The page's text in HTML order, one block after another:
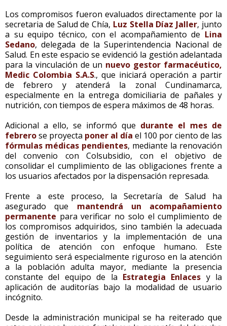
Los compromisos fueron evaluados directamente por la
secretaria de Salud de Chía, Luz Stella Díaz Jaller, junto
a su equipo técnico, con el acompañamiento de Lina
Sedano, delegada de la Superintendencia Nacional de
Salud. En este espacio se evidenció la gestión adelantada
para la vinculación de un nuevo gestor farmacéutico,
Medic Colombia S.A.S., que iniciará operación a partir
de febrero y atenderá la zonal Cundinamarca,
especialmente en la entrega domiciliaria de pañales y
nutrición, con tiempos de espera máximos de 48 horas.
Adicional a ello, se informó que durante el mes de
febrerose proyecta poner al día el 100 por ciento de las
fórmulas médicas pendientes, mediante la renovación
del convenio con Colsubsidio, con el objetivo de
consolidar el cumplimiento de las obligaciones frente a
los usuarios afectados por la dispensación represada.
Frente a este proceso, la Secretaría de Salud ha
asegurado que mantendrá un acompañamiento
permanente para verificar no solo el cumplimiento de
los compromisos adquiridos, sino también la adecuada
gestión de inventarios y la implementación de una
política de atención con enfoque humano. Este
seguimiento será especialmente riguroso en la atención
a la población adulta mayor, mediante la presencia
constante del equipo de la Estrategia Enlaces y la
aplicación de auditorías bajo la modalidad de usuario
incógnito.
Desde la administración municipal se ha reiterado que